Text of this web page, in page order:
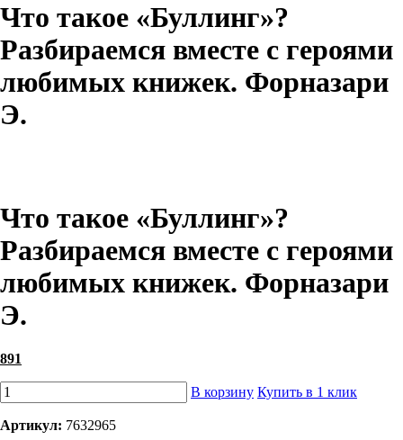
Что такое «Буллинг»?
Разбираемся вместе с героями
любимых книжек. Форназари
Э.
Что такое «Буллинг»?
Разбираемся вместе с героями
любимых книжек. Форназари
Э.
891
В корзину Купить в 1 клик
Артикул: 7632965